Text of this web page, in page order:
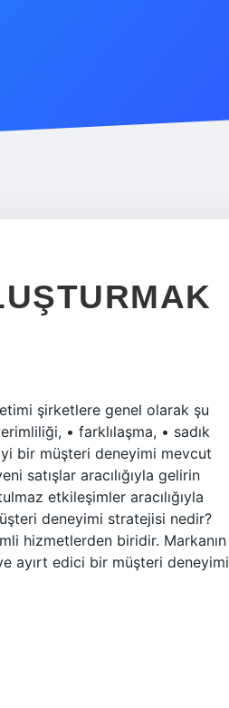
şirketlere genel olarak şu
• farklılaşma, • sadık
bir müşteri deneyimi mevcut
satışlar aracılığıyla gelirin
etkileşimler aracılığıyla
deneyimi stratejisi nedir?
hizmetlerden biridir. Markanın
ayırt edici bir müşteri deneyimi